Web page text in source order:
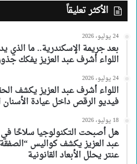
الأكثر تعليقاً
24 يوليو، 2026
بعد جريمة الإسكندرية.. ما الذي
اللواء أشرف عبد العزيز يفكك
24 يوليو، 2026
اللواء أشرف عبد العزيز يكشف
فيديو الرقص داخل عيادة
18 يوليو، 2026
هل أصبحت التكنولوجيا سلاحًا
عبد العزيز يكشف كواليس
عنتر يحلل الأبعاد القانونية